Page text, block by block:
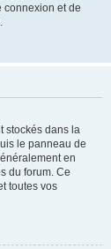
connexion et de
stockés dans la
le panneau de
en
du forum. Ce
toutes vos